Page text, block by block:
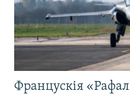
Францускія